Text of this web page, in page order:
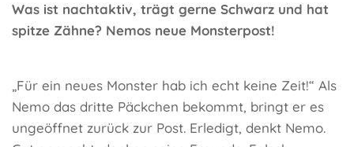
Was ist nachtaktiv, trägt gerne Schwarz und hat
spitze Zähne? Nemos neue Monsterpost!
„Für ein neues Monster hab ich echt keine Zeit!“ Als
Nemo das dritte Päckchen bekommt, bringt er es
ungeöffnet zurück zur Post. Erledigt, denkt Nemo.